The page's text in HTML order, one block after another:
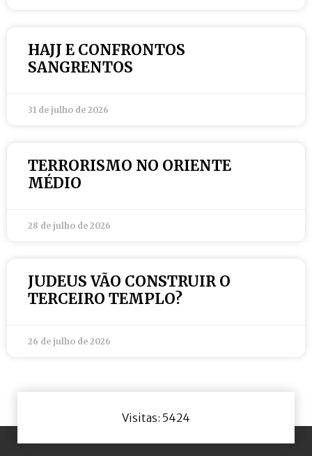
HAJJ E CONFRONTOS
SANGRENTOS
31 de julho de 2026
TERRORISMO NO ORIENTE
MÉDIO
28 de julho de 2026
JUDEUS VÃO CONSTRUIR O
TERCEIRO TEMPLO?
26 de julho de 2026
Visitas: 5424